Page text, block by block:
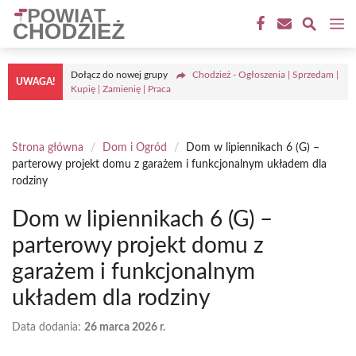
Przejdź
treści
UWAGA!
Dołącz do nowej grupy
Chodzież - Ogłoszenia | Sprzedam |
Kupię | Zamienię | Praca
Strona główna / Dom i Ogród /
Dom w lipiennikach 6 (G) –
parterowy projekt domu z garażem i funkcjonalnym układem dla
rodziny
Dom w lipiennikach 6 (G) –
parterowy projekt domu z
garażem i funkcjonalnym
układem dla rodziny
Data dodania: 26 marca 2026 r.